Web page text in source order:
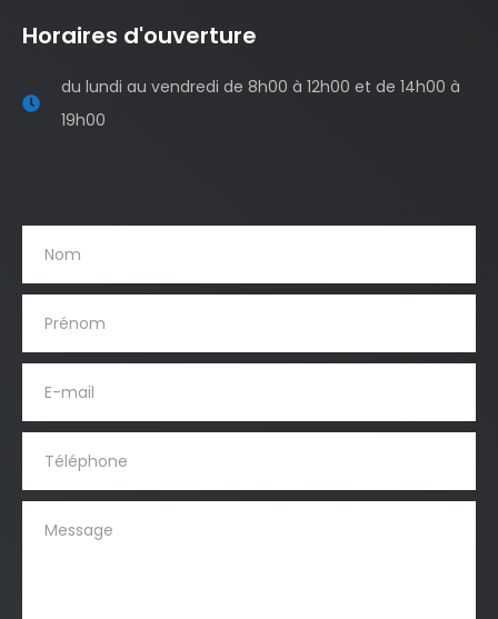
Horaires d'ouverture
du lundi au vendredi de 8h00 à 12h00 et de 14h00 à
19h00